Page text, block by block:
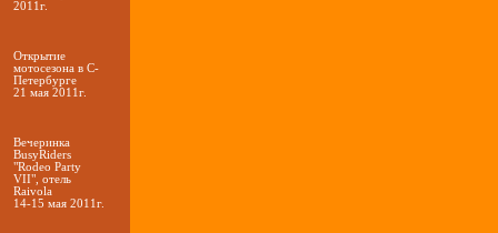
2011г.
Открытие
мотосезона в С-
Петербурге
21 мая 2011г.
Вечеринка
BusyRiders
"Rodeo Party
VII", отель
Raivola
14-15 мая 2011г.